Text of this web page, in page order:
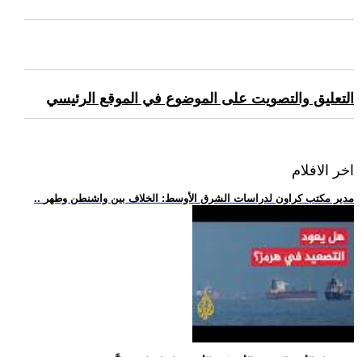
التعليق والتصويت على الموضوع في الموقع الرئيسي
اخر الافلام
.. مدير مكتب كراون لدراسات الشرق الأوسط: الخلاف بين واشنطن وطهر